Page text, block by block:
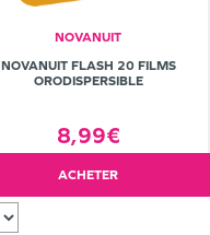
NOVANUIT
NOVANUIT FLASH 20 FILMS
ORODISPERSIBLE
8,99€
ACHETER